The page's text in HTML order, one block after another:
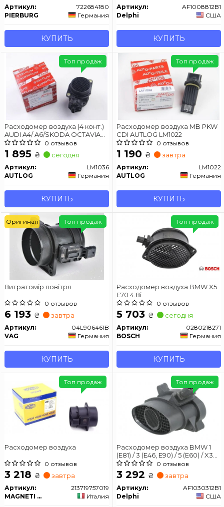
Артикул:
722684180
PIERBURG
Германия
КУПИТЬ
Артикул:
AF1008812B1
Delphi
США
КУПИТЬ
Расходомер воздуха (4 конт.)
AUDI A4/ A6/SKODA OCTAVIA
1.8 96-10 AUTLOG LM1036
0 отзывов
1 895 ₴ сегодня
Артикул:
LM1036
AUTLOG
Германия
КУПИТЬ
Топ продаж
Расходомер воздуха MB PKW
CDI AUTLOG LM1022
0 отзывов
1 190 ₴ завтра
Артикул:
LM1022
AUTLOG
Германия
КУПИТЬ
Топ продаж
Витратомiр повiтря
0 отзывов
6 193 ₴ завтра
Артикул:
04L906461B
VAG
Германия
КУПИТЬ
Топ продаж
Оригинал
Расходомер воздуха BMW X5
E70 4.8i
0 отзывов
5 703 ₴ сегодня
Артикул:
0280218271
BOSCH
Германия
КУПИТЬ
Топ продаж
Расходомер воздуха
0 отзывов
3 218 ₴ завтра
Артикул:
213719757019
MAGNETI MARELLI
Италия
Топ продаж
Расходомер воздуха BMW 1
(E81) / 3 (E46, E90) / 5 (E60) / X3
(E83) / X5 (E53) 98-12
0 отзывов
3 292 ₴ завтра
Артикул:
AF1030312B1
Delphi
США
Топ продаж